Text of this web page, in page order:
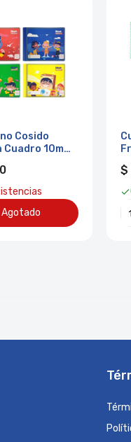
Cosido
Cuadro 10mm
Agotado
$